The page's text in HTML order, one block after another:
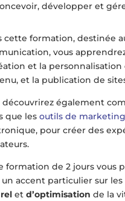
développer et
cette formation, destinée
vous
et la
et la publication de
découvrirez également
que lesoutils de
pour créer des
formation de 2 jours vous
un accent particulier sur les
etd’optimisation de la